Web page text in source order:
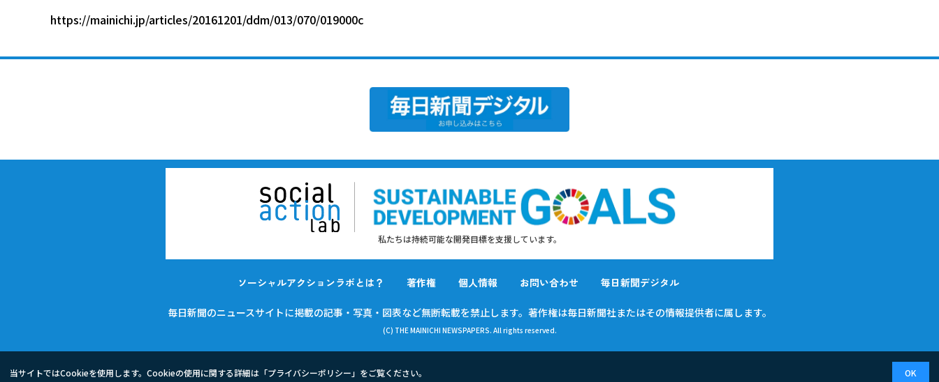
当サイトではCookieを使用します。Cookieの使用に関する詳細は「プライバシーポリシー 」をご覧ください。 OK
https://mainichi.jp/articles/20161201/ddm/013/070/019000c
私たちは持続可能な開発目標を支援しています。
ソーシャルアクションラボとは？ 著作権 個人情報 お問い合わせ 毎日新聞デジタル
毎日新聞のニュースサイトに掲載の記事・写真・図表など無断転載を禁止します。 著作権は毎日新聞社またはその情報提供者に属します。
(C) THE MAINICHI NEWSPAPERS. All rights reserved.